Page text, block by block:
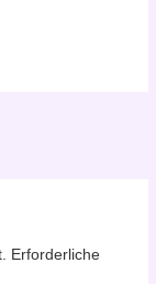
Erforderliche